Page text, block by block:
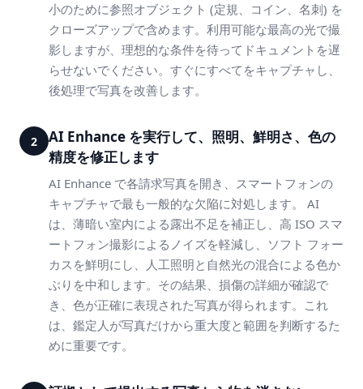
小のために参照オブジェクト (定規、コイン、名刺) を
クローズアップで含めます。利用可能な最高の光で撮
影しますが、理想的な条件を待ってドキュメントを遅
らせないでください。すぐにすべてをキャプチャし、
後処理で写真を改善します。
2
AI Enhance を実行して、照明、鮮明さ、色の
精度を修正します
AI Enhance で各請求写真を開き、スマートフォンの
キャプチャで最も一般的な欠陥に対処します。 AI
は、薄暗い室内による露出不足を補正し、高 ISO スマ
ートフォン撮影によるノイズを軽減し、ソフト フォー
カスを鮮明にし、人工照明と自然光の混合による色か
ぶりを中和します。その結果、損傷の詳細が確認で
き、色が正確に表現された写真が得られます。これ
は、鑑定人が写真だけから重大度と範囲を判断するた
めに重要です。